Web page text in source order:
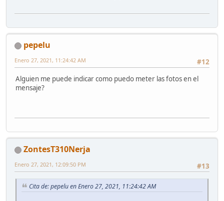
pepelu
#12
Enero 27, 2021, 11:24:42 AM
Alguien me puede indicar como puedo meter las fotos en el
mensaje?
ZontesT310Nerja
#13
Enero 27, 2021, 12:09:50 PM
Cita de: pepelu en Enero 27, 2021, 11:24:42 AM